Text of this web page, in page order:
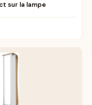
sur la lampe